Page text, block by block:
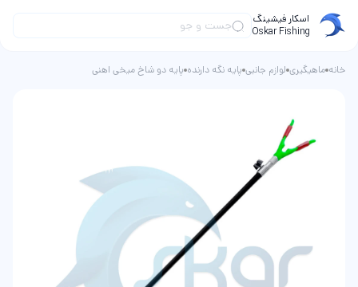
اسکار فیشینگ
Oskar Fishing
خانه ماهیگیری لوازم جانبی پایه نگه دارنده پایه دو شاخ میخی اهنی